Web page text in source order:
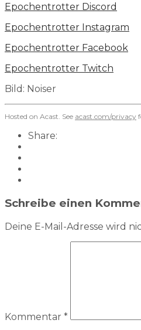
⁠Epochentrotter Discord⁠
⁠⁠⁠⁠⁠⁠⁠⁠⁠⁠⁠⁠⁠⁠⁠⁠⁠⁠⁠⁠⁠⁠Epochentrotter Instagram⁠⁠⁠⁠⁠⁠⁠⁠⁠⁠⁠⁠⁠⁠⁠⁠⁠⁠⁠⁠⁠⁠
⁠⁠⁠⁠⁠⁠⁠⁠⁠⁠⁠⁠⁠⁠⁠⁠⁠⁠⁠⁠⁠⁠Epochentrotter Facebook⁠⁠⁠⁠⁠⁠⁠⁠⁠⁠⁠⁠⁠⁠⁠⁠⁠
⁠Epochentrotter Twitch⁠
Bild: Noiser
Hosted on Acast. See acast.com/privacy
Share:
Schreibe einen
Deine E-Mail-Adresse wird
Kommentar *